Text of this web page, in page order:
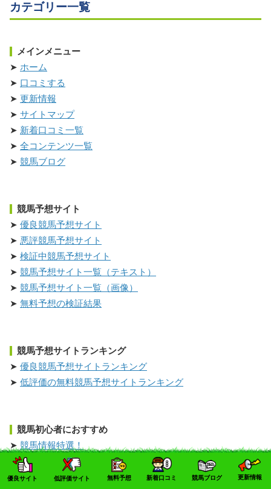
優良サイト 低評価サイト 無料予想 新着口コミ 競馬ブログ 更新情報
カテゴリー一覧
メインメニュー
ホーム
口コミする
更新情報
サイトマップ
新着口コミ一覧
全コンテンツ一覧
競馬ブログ
競馬予想サイト
優良競馬予想サイト
悪評競馬予想サイト
検証中競馬予想サイト
競馬予想サイト一覧（テキスト）
競馬予想サイト一覧（画像）
無料予想の検証結果
競馬予想サイトランキング
優良競馬予想サイトランキング
低評価の無料競馬予想サイトランキング
競馬初心者におすすめ
競馬情報特選！
ネットで馬券購入なら即PAT
競馬初心者も競馬で勝つ方法